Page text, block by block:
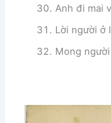
Anh đi mai
Lời người ở
Mong